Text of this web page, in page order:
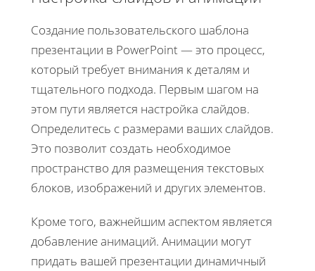
Создание пользовательского шаблона
презентации в PowerPoint — это процесс,
который требует внимания к деталям и
тщательного подхода. Первым шагом на
этом пути является настройка слайдов.
Определитесь с размерами ваших слайдов.
Это позволит создать необходимое
пространство для размещения текстовых
блоков, изображений и других элементов.
Кроме того, важнейшим аспектом является
добавление анимаций. Анимации могут
придать вашей презентации динамичный